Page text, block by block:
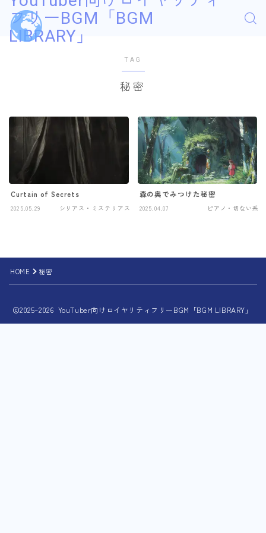
フリーBGM「BGM
LIBRARY」
TAG
秘密
Curtain of Secrets
2025.05.29 シリアス・ミステリアス
森の奥でみつけた秘密
2025.04.07 ピアノ・切ない系
HOME 秘密
2025–2026 YouTuber向けロイヤリティフリーBGM「BGM LIBRARY」